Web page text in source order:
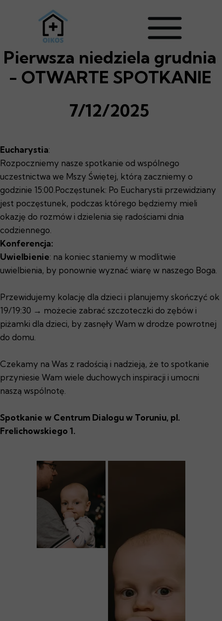
Pierwsza niedziela grudnia
- OTWARTE SPOTKANIE
7/12/2025
Eucharystia:
Rozpoczniemy nasze spotkanie od wspólnego
uczestnictwa we Mszy Świętej, którą zaczniemy o
godzinie 15:00.Poczęstunek: Po Eucharystii przewidziany
jest poczęstunek, podczas którego będziemy mieli
okazję do rozmów i dzielenia się radościami dnia
codziennego.
Konferencja:
Uwielbienie: na koniec staniemy w modlitwie
uwielbienia, by ponownie wyznać wiarę w naszego Boga.
Przewidujemy kolację dla dzieci i planujemy skończyć ok
19/19:30 → możecie zabrać szczoteczki do zębów i
piżamki dla dzieci, by zasnęły Wam w drodze powrotnej
do domu.
Czekamy na Was z radością i nadzieją, że to spotkanie
przyniesie Wam wiele duchowych inspiracji i umocni
naszą wspólnotę.
Spotkanie w Centrum Dialogu w Toruniu, pl.
Frelichowskiego 1.